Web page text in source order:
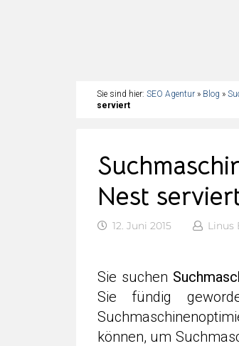
Sie sind hier: SEO Agentur » Blog »
serviert
Nest
12. Juni 2015 Linus
Sie suchen
Sie fündig
können, um